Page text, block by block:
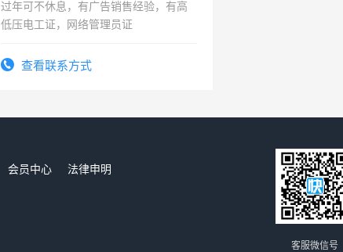
过年可不休息，有广告销售经验，有高
低压电工证，网络管理员证
查看联系方式
会员中心
法律申明
客服微信号